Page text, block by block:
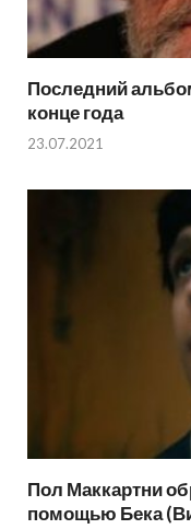
Последний
конце года
23.07.2021
Пол Маккартни
помощью Бека